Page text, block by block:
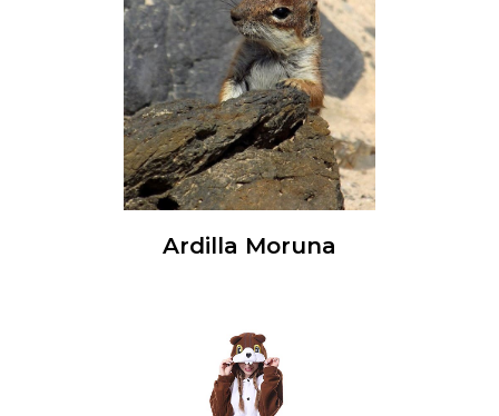
Ardilla Moruna